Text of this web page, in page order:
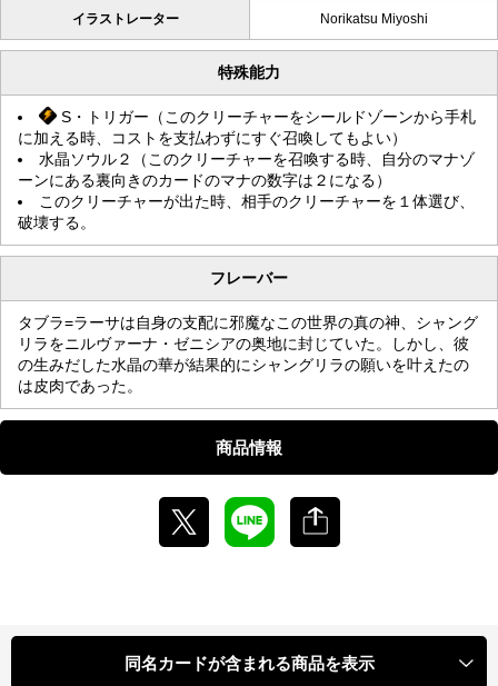
イラストレーター Norikatsu Miyoshi
特殊能力
S・トリガー（このクリーチャーをシールドゾーンから手札
に加える時、コストを支払わずにすぐ召喚してもよい）
水晶ソウル２（このクリーチャーを召喚する時、自分のマナゾ
ーンにある裏向きのカードのマナの数字は２になる）
このクリーチャーが出た時、相手のクリーチャーを１体選び、
破壊する。
フレーバー
タブラ=ラーサは自身の支配に邪魔なこの世界の真の神、シャング
リラをニルヴァーナ・ゼニシアの奥地に封じていた。しかし、彼
の生みだした水晶の華が結果的にシャングリラの願いを叶えたの
は皮肉であった。
商品情報
同名カードが含まれる商品を表示